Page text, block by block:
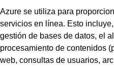
Azure se utiliza para
servicios en línea. Esto
gestión de bases de datos, el
procesamiento de contenidos
web, consultas de usuarios,